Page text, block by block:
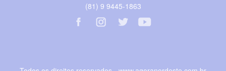
(81) 9 9445-1863